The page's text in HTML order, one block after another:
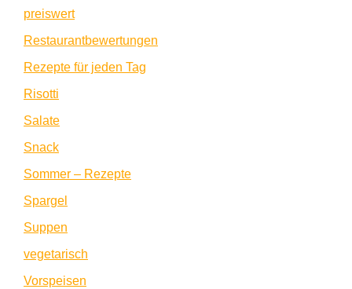
preiswert
Restaurantbewertungen
Rezepte für jeden Tag
Risotti
Salate
Snack
Sommer – Rezepte
Spargel
Suppen
vegetarisch
Vorspeisen